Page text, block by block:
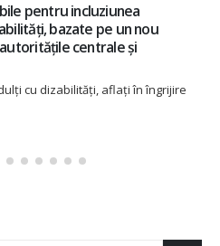
pentru incluziunea
bazate pe un nou
centrale și
cu dizabilități, aflați în îngrijire